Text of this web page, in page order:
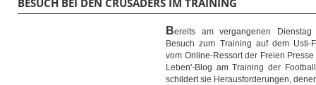
BESUCH BEI DEN CRUSADERS IM TRAINING
Bereits am vergangenen
Besuch zum Training auf dem Usti-
vom Online-Ressort der Freien
Leben'-Blog am Training der
schildert sie Herausforderungen,